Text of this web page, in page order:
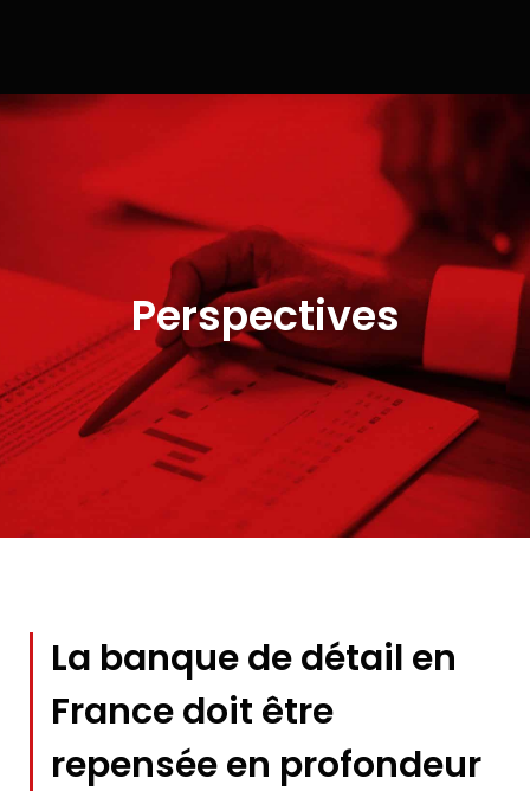
Perspectives
La banque de détail en
France doit être
repensée en profondeur